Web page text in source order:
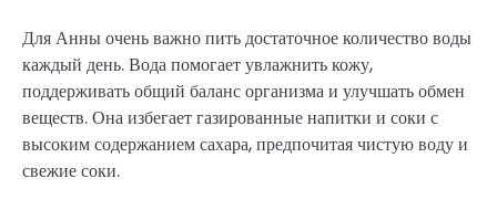
Для Анны очень важно пить достаточное количество воды
каждый день. Вода помогает увлажнить кожу,
поддерживать общий баланс организма и улучшать обмен
веществ. Она избегает газированные напитки и соки с
высоким содержанием сахара, предпочитая чистую воду и
свежие соки.